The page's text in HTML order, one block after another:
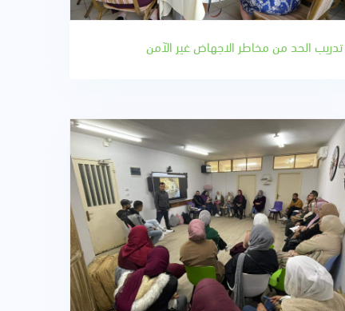
تدريب الحد من مخاطر الاجهاض غير الآمن